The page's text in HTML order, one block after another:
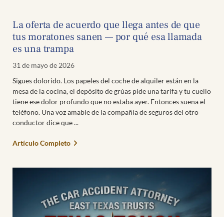
La oferta de acuerdo que llega antes de que
tus moratones sanen — por qué esa llamada
es una trampa
31 de mayo de 2026
Sigues dolorido. Los papeles del coche de alquiler están en la
mesa de la cocina, el depósito de grúas pide una tarifa y tu cuello
tiene ese dolor profundo que no estaba ayer. Entonces suena el
teléfono. Una voz amable de la compañía de seguros del otro
conductor dice que
Artículo Completo